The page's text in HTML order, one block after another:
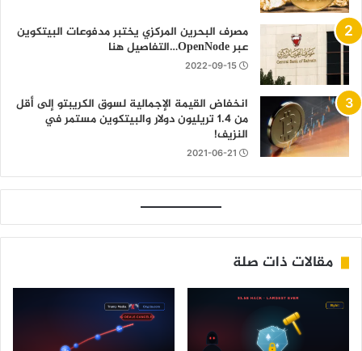
مصرف البحرين المركزي يختبر مدفوعات البيتكوين
عبر OpenNode…التفاصيل هنا
2022-09-15
انخفاض القيمة الإجمالية لسوق الكريبتو إلى أقل
من 1.4 تريليون دولار والبيتكوين مستمر في
النزيف!
2021-06-21
مقالات ذات صلة